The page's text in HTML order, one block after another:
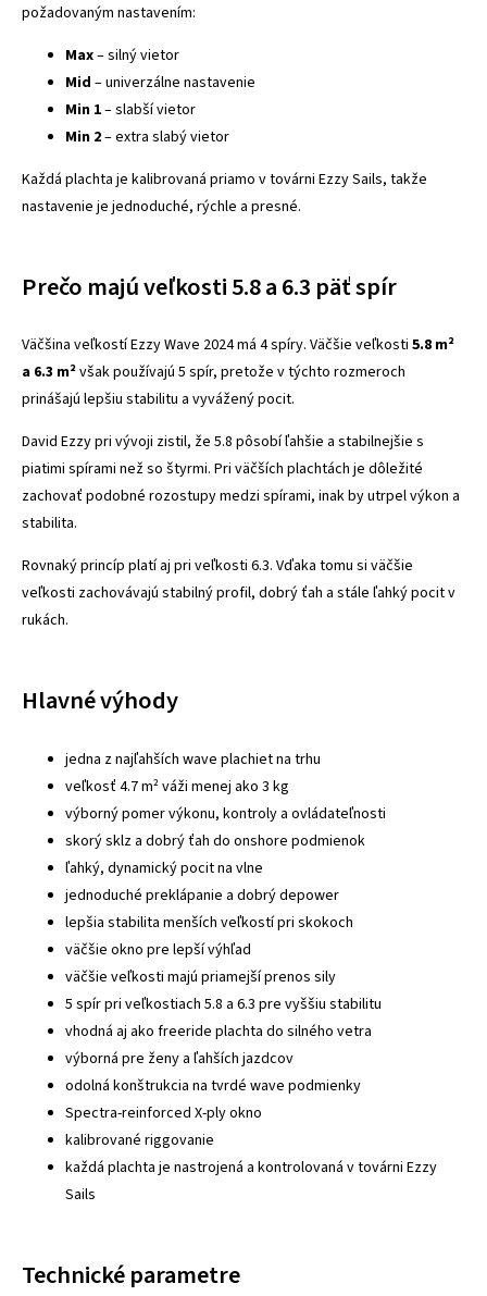
požadovaným nastavením:
Max– silný vietor
Mid – univerzálne nastavenie
Min 1– slabší vietor
Min 2– extra slabý vietor
Každá plachta je kalibrovaná priamo v továrni Ezzy Sails, takže
nastavenie je jednoduché, rýchle a presné.
Prečo majú veľkosti 5.8 a 6.3 päť spír
Väčšina veľkostí Ezzy Wave 2024 má 4 spíry. Väčšie veľkosti 5.8 m²
a 6.3 m²však používajú 5 spír, pretože v týchto rozmeroch
prinášajú lepšiu stabilitu a vyvážený pocit.
David Ezzy pri vývoji zistil, že 5.8 pôsobí ľahšie a stabilnejšie s
piatimi spírami než so štyrmi. Pri väčších plachtách je dôležité
zachovať podobné rozostupy medzi spírami, inak by utrpel výkon a
stabilita.
Rovnaký princíp platí aj pri veľkosti 6.3. Vďaka tomu si väčšie
veľkosti zachovávajú stabilný profil, dobrý ťah a stále ľahký pocit v
rukách.
Hlavné výhody
jedna z najľahších wave plachiet na trhu
veľkosť 4.7 m² váži menej ako 3 kg
výborný pomer výkonu, kontroly a ovládateľnosti
skorý sklz a dobrý ťah do onshore podmienok
ľahký, dynamický pocit na vlne
jednoduché preklápanie a dobrý depower
lepšia stabilita menších veľkostí pri skokoch
väčšie okno pre lepší výhľad
väčšie veľkosti majú priamejší prenos sily
5 spír pri veľkostiach 5.8 a 6.3 pre vyššiu stabilitu
vhodná aj ako freeride plachta do silného vetra
výborná pre ženy a ľahších jazdcov
odolná konštrukcia na tvrdé wave podmienky
Spectra-reinforced X-ply okno
kalibrované riggovanie
každá plachta je nastrojená a kontrolovaná v továrni Ezzy
Sails
Technické parametre